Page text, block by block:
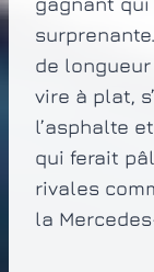
de
vire à plat,
l’asphalte
qui ferait
rivales
la